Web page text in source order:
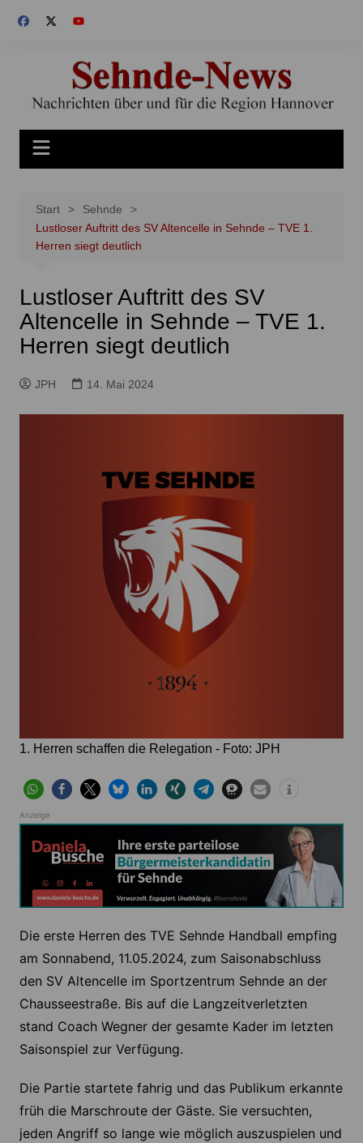
Inhalt
Start
Sehnde
Lustloser Auftritt des SV Altencelle in Sehnde – TVE 1.
Herren siegt deutlich
Lustloser Auftritt des SV
Altencelle in Sehnde – TVE 1.
Herren siegt deutlich
JPH 14. Mai 2024
1. Herren schaffen die Relegation - Foto: JPH
Anzeige
Die erste Herren des TVE Sehnde Handball empfing
am Sonnabend, 11.05.2024, zum Saisonabschluss
den SV Altencelle im Sportzentrum Sehnde an der
Chausseestraße. Bis auf die Langzeitverletzten
stand Coach Wegner der gesamte Kader im letzten
Saisonspiel zur Verfügung.
Die Partie startete fahrig und das Publikum erkannte
früh die Marschroute der Gäste. Sie versuchten,
jeden Angriff so lange wie möglich auszuspielen und